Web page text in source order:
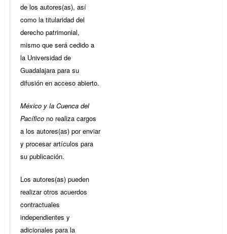
de los autores(as), así
como la titularidad del
derecho patrimonial,
mismo que será cedido a
la Universidad de
Guadalajara para su
difusión en acceso abierto.
México y la Cuenca del
Pacífico no realiza cargos
a los autores(as) por enviar
y procesar artículos para
su publicación.
Los autores(as) pueden
realizar otros acuerdos
contractuales
independientes y
adicionales para la